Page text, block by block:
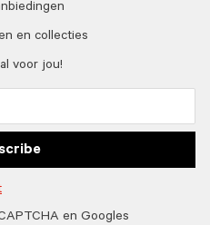
en collecties
voor jou!
en Googles